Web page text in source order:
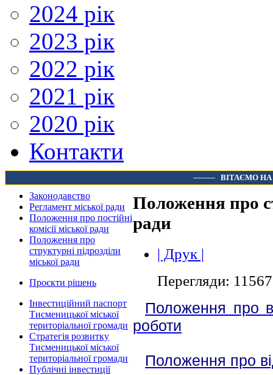
2024 рік
2023 рік
2022 рік
2021 рік
2020 рік
Контакти
--------- ВІТАЄМО
Законодавство
Регламент міської ради
Положення про постійні
комісії міської ради
Положення про
структурні підрозділи
міської ради
Проєкти рішень
Інвестиційний паспорт
Тисменицької міської
територіальної громади
Стратегія розвитку
Тисменицької міської
територіальної громади
Публічні інвестиції
Положення про
ради
| Друк |
Перегляди: 11567
Положення про
роботи
Положення про